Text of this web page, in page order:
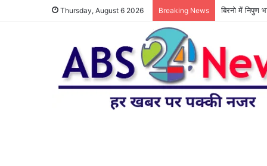
Thursday, August 6 2026 Breaking News बिरनो में निपुण